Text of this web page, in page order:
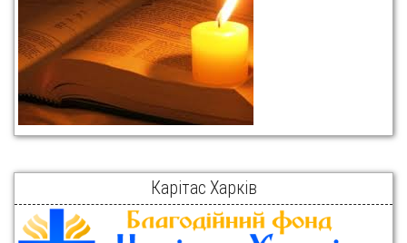
Карітас Харків